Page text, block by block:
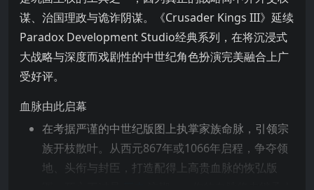
谋、治国理政与诡诈阴谋。《Crusader Kings III》延续
Paradox Development Studio经典系列，在将沉浸式
大战略与深度而戏剧性的中世纪角色扮演完美融合上广
受好评。
血脉由此启幕
在考据严谨的中世纪版图上执掌家族命脉，引领宗
族开枝散叶。从西元867年或1066年启程，争夺领
地、头衔与封臣，打造配得上高贵血脉的恢弘版